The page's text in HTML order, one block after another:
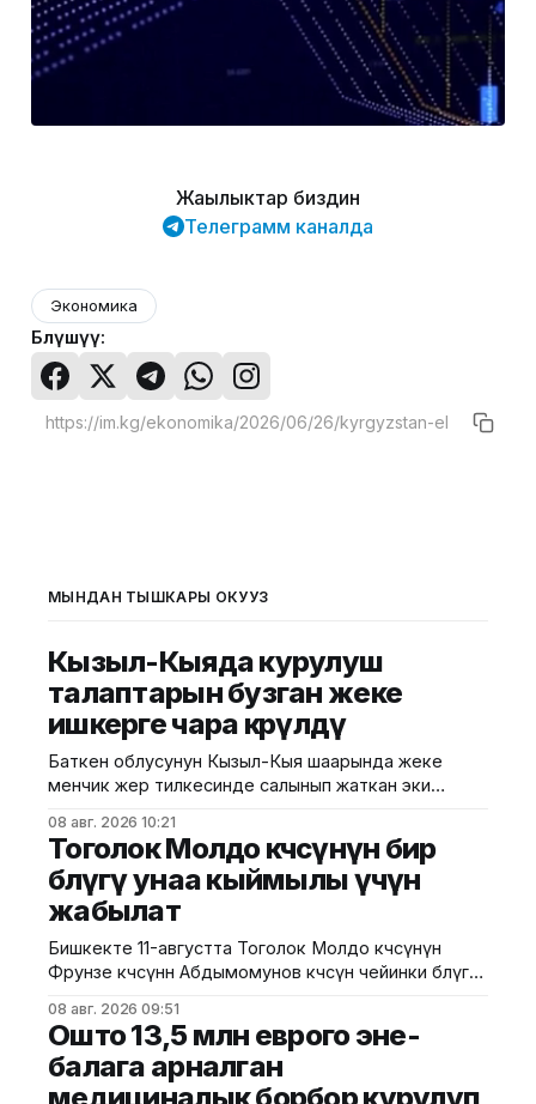
Жаңылыктар биздин
Телеграмм каналда
Экономика
Бөлүшүү:
МЫНДАН ТЫШКАРЫ ОКУҢУЗ
Кызыл-Кыяда курулуш
талаптарын бузган жеке
ишкерге чара көрүлдү
Баткен облусунун Кызыл-Кыя шаарында жеке
менчик жер тилкесинде салынып жаткан эки
бузуулар аныкталды. Бул тууралуу Курулуш,
архитектура жана турак жай-коммуналдык чарба
министрлигинин басма сөз кызматы билдирди.
Маалыматка ылайык, Кулатов көчөсүндө жайгашкан
жана долбоордук документтер таризделбестен
жүргүзүлгөн. Жер казууда
08 авг. 2026 10:21
Тоголок Молдо көчөсүнүн бир
бөлүгү унаа кыймылы үчүн
жабылат
Бишкекте 11-августта Тоголок Молдо көчөсүнүн
Фрунзе көчөсүнөн Абдымомунов көчөсүнө чейинки бөлүгү
мэриясынын билдиришкендей, аталган тилкеде
бул убакта курулуш иштери жүргүзүлөт. Ал эми
Фрунзе жана Панфилов көчөлөрүнүн кесилиши
кайрадан унаалар үчүн ачылат. Мэрия
08 авг. 2026 09:51
Ошто 13,5 млн еврого эне-
балага арналган